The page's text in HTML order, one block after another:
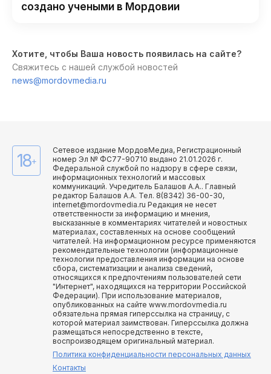
создано учеными в Мордовии
Хотите, чтобы Ваша новость появилась на сайте?
Свяжитесь с нашей службой новостей
news@mordovmedia.ru
18+
Сетевое издание МордовМедиа, Регистрационный
номер Эл № ФС77-90710 выдано 21.01.2026 г.
Федеральной службой по надзору в сфере связи,
информационных технологий и массовых
коммуникаций. Учредитель Балашов А.А.. Главный
редактор Балашов А.А. Тел. 8(8342) 36-00-30,
internet@mordovmedia.ru Редакция не несет
ответственности за информацию и мнения,
высказанные в комментариях читателей и новостных
материалах, составленных на основе сообщений
читателей. На информационном ресурсе применяются
рекомендательные технологии (информационные
технологии предоставления информации на основе
сбора, систематизации и анализа сведений,
относящихся к предпочтениям пользователей сети
"Интернет", находящихся на территории Российской
Федерации). При использование материалов,
опубликованных на сайте www.mordovmedia.ru
обязательна прямая гиперссылка на страницу, с
которой материал заимствован. Гиперссылка должна
размещаться непосредственно в тексте,
воспроизводящем оригинальный материал.
Политика конфиденциальности персональных данных
Контакты